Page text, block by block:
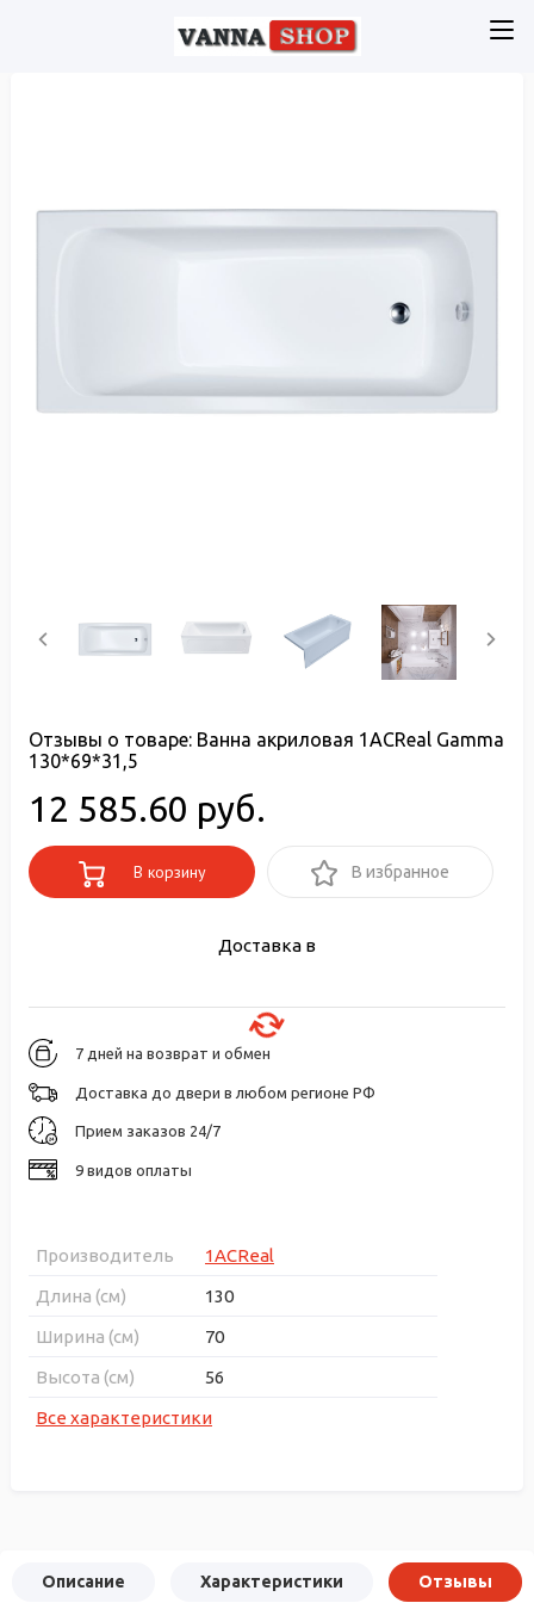
Отзывы о товаре: Ванна акриловая 1ACReal Gamma
130*69*31,5
12 585.60 руб.
В корзину В избранное
Доставка в
7 дней на возврат и обмен
Доставка до двери в любом регионе РФ
Прием заказов 24/7
9 видов оплаты
Производитель
1ACReal
Длина (см)
130
Ширина (см)
70
Высота (см)
56
Все характеристики
Описание Характеристики Отзывы